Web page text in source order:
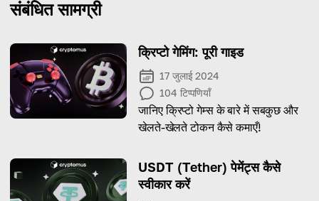
संबंधित सामग्री
क्रिप्टो गेमिंग: पूरी गाइड
17 जुलाई 2024
104 टिप्पणियाँ
जानिए क्रिप्टो गेम्स के बारे में सबकुछ और
खेलते-खेलते टोकन कैसे कमाएँ!
USDT (Tether) पेमेंट्स कैसे
स्वीकार करें